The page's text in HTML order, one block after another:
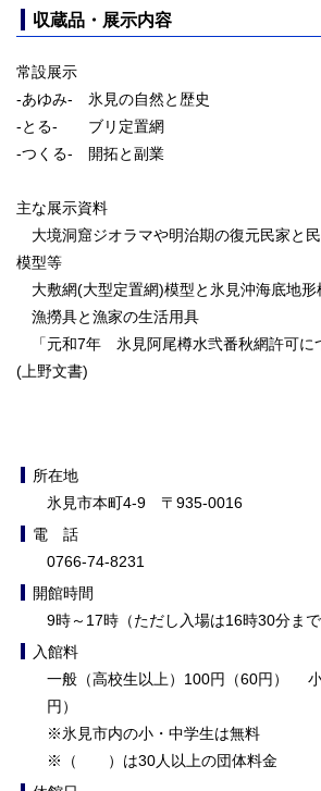
収蔵品・展示内容
常設展示
-あゆみ- 氷見の自然と歴史
-とる- ブリ定置網
-つくる- 開拓と副業
主な展示資料
大境洞窟ジオラマや明治期の復元民家と
模型等
大敷網(大型定置網)模型と氷見沖海底地形
漁撈具と漁家の生活用具
「元和7年 氷見阿尾樽水弐番秋網許可に
(上野文書)
所在地
氷見市本町4-9 〒935-0016
電 話
0766-74-8231
開館時間
9時～17時（ただし入場は16時30分まで
入館料
一般（高校生以上）100円（60円）
円）
※氷見市内の小・中学生は無料
※（ ）は30人以上の団体料金